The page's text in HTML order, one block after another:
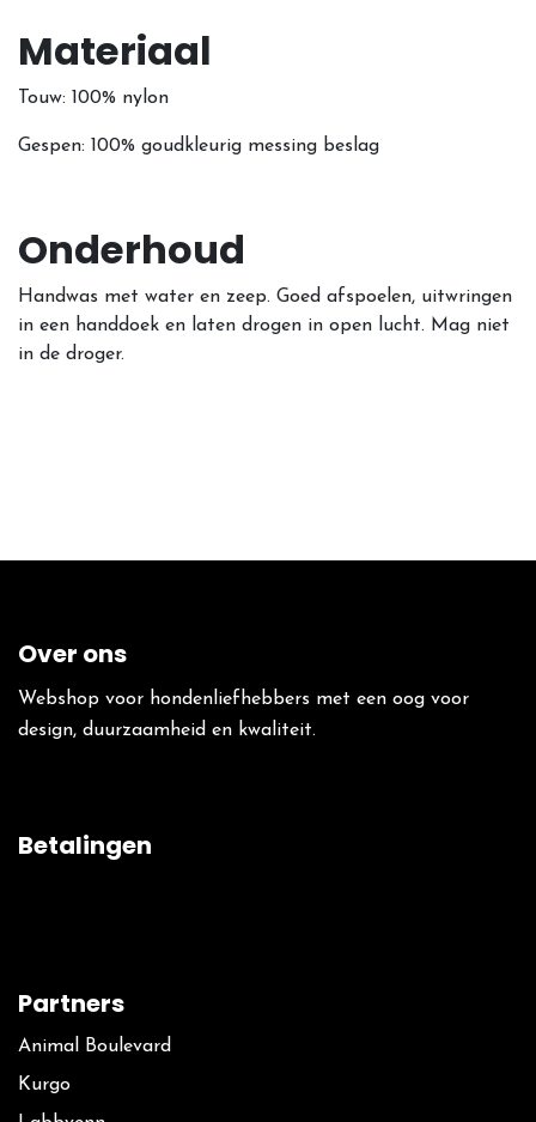
Materiaal
Touw: 100% nylon
Gespen: 100% goudkleurig messing beslag
Onderhoud
Handwas met water en zeep. Goed afspoelen, uitwringen
in een handdoek en laten drogen in open lucht. Mag niet
in de droger.
Over ons
Webshop voor hondenliefhebbers met een oog voor
design, duurzaamheid en kwaliteit.
Betalingen
Partners
Animal Boulevard
Kurgo